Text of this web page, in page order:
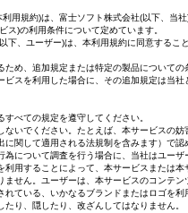
用規約)は、富士ソフト株式会社(以下、当
ス)の利用条件について定めています。
下、ユーザー)は、本利用規約に同意するこ
ため、追加規定または特定の製品について
ビスを利用した場合に、その追加規定は当
べての規定を遵守してください。
ないでください。たとえば、本サービスの
に関して適用される法規制を含みます）で
為について調査を行う場合に、当社はユー
利用することによって、本サービスまたは
ません。ユーザーは、本サービスのコンテ
れている、いかなるブランドまたはロゴを
り、隠したり、改ざんしてはなりません。